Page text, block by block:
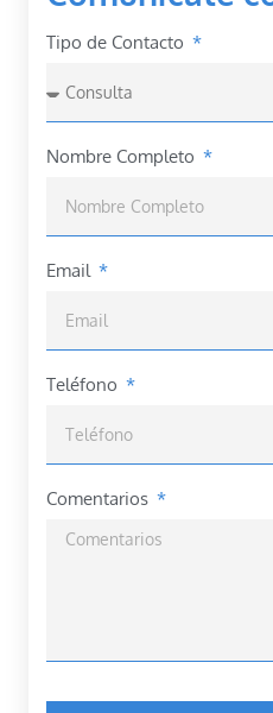
Tipo de Contacto
Nombre Completo
Email
Teléfono
Comentarios